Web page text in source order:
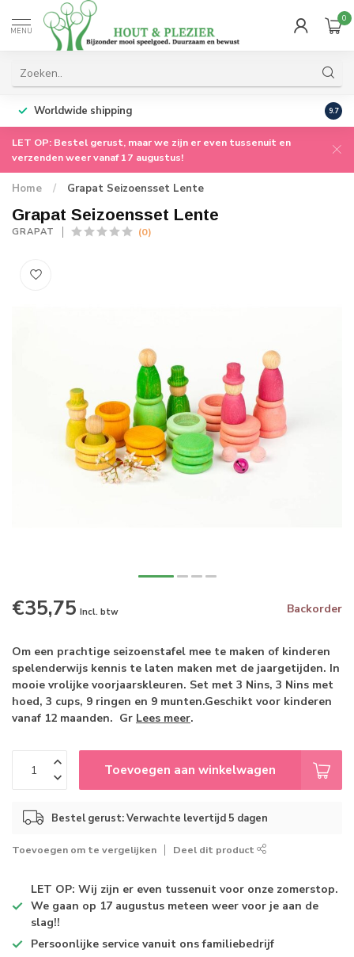
MENU
0
Worldwide shipping 9.7
LET OP: Bestel gerust, maar we zijn er even tussenuit en
verzenden weer vanaf 17 augustus!
Home / Grapat Seizoensset Lente
Grapat Seizoensset Lente
GRAPAT (0)
€35,75 Incl. btw Backorder
Om een prachtige seizoenstafel mee te maken of kinderen
spelenderwijs kennis te laten maken met de jaargetijden. In
mooie vrolijke voorjaarskleuren. Set met 3 Nins, 3 Nins met
hoed, 3 cups, 9 ringen en 9 munten.Geschikt voor kinderen
vanaf 12 maanden. Gr Lees meer.
Toevoegen aan winkelwagen
Bestel gerust: Verwachte levertijd 5 dagen
Toevoegen om te vergelijken Deel dit product
LET OP: Wij zijn er even tussenuit voor onze zomerstop.
We gaan op 17 augustus meteen weer voor je aan de
slag!!
Persoonlijke service vanuit ons familiebedrijf